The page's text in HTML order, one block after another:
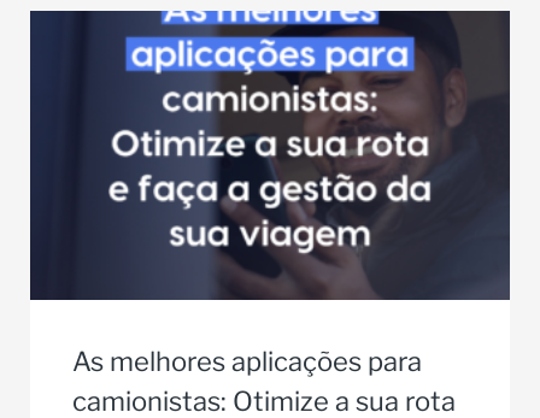
As melhores aplicações para
camionistas: Otimize a sua rota